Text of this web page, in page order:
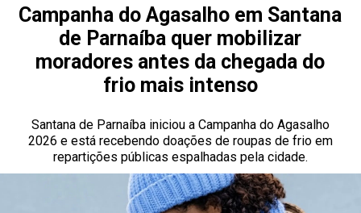
Campanha do Agasalho em Santana
de Parnaíba quer mobilizar
moradores antes da chegada do
frio mais intenso
Santana de Parnaíba iniciou a Campanha do Agasalho
2026 e está recebendo doações de roupas de frio em
repartições públicas espalhadas pela cidade.